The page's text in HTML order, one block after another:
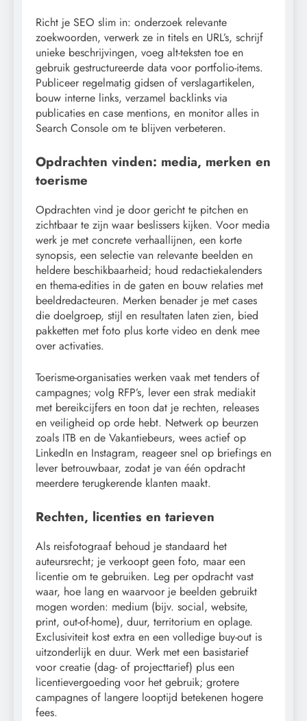
Richt je SEO slim in: onderzoek relevante
zoekwoorden, verwerk ze in titels en URL’s, schrijf
unieke beschrijvingen, voeg alt-teksten toe en
gebruik gestructureerde data voor portfolio-items.
Publiceer regelmatig gidsen of verslagartikelen,
bouw interne links, verzamel backlinks via
publicaties en case mentions, en monitor alles in
Search Console om te blijven verbeteren.
Opdrachten vinden: media, merken en
toerisme
Opdrachten vind je door gericht te pitchen en
zichtbaar te zijn waar beslissers kijken. Voor media
werk je met concrete verhaallijnen, een korte
synopsis, een selectie van relevante beelden en
heldere beschikbaarheid; houd redactiekalenders
en thema-edities in de gaten en bouw relaties met
beeldredacteuren. Merken benader je met cases
die doelgroep, stijl en resultaten laten zien, bied
pakketten met foto plus korte video en denk mee
over activaties.
Toerisme-organisaties werken vaak met tenders of
campagnes; volg RFP’s, lever een strak mediakit
met bereikcijfers en toon dat je rechten, releases
en veiligheid op orde hebt. Netwerk op beurzen
zoals ITB en de Vakantiebeurs, wees actief op
LinkedIn en Instagram, reageer snel op briefings en
lever betrouwbaar, zodat je van één opdracht
meerdere terugkerende klanten maakt.
Rechten, licenties en tarieven
Als reisfotograaf behoud je standaard het
auteursrecht; je verkoopt geen foto, maar een
licentie om te gebruiken. Leg per opdracht vast
waar, hoe lang en waarvoor je beelden gebruikt
mogen worden: medium (bijv. social, website,
print, out-of-home), duur, territorium en oplage.
Exclusiviteit kost extra en een volledige buy-out is
uitzonderlijk en duur. Werk met een basistarief
voor creatie (dag- of projecttarief) plus een
licentievergoeding voor het gebruik; grotere
campagnes of langere looptijd betekenen hogere
fees.